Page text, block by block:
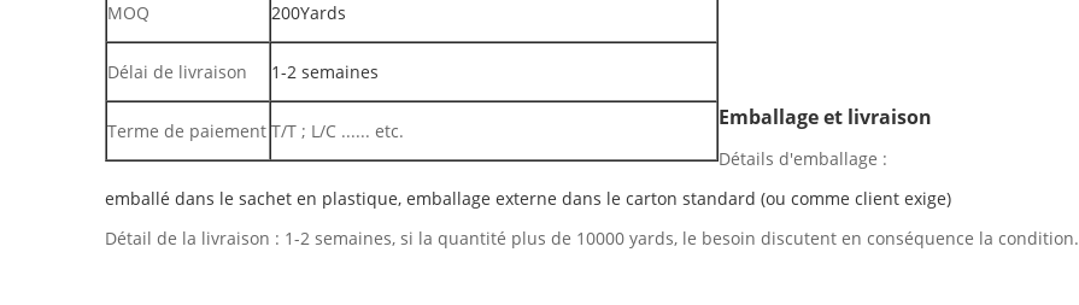
MOQ 200Yards
Délai de livraison 1-2 semaines
Terme de paiement T/T ; L/C ...... etc.
Emballage et livraison
Détails d'emballage :
emballé dans le sachet en plastique, emballage externe dans le carton standard (ou comme client exige)
Détail de la livraison : 1-2 semaines, si la quantité plus de 10000 yards, le besoin discutent en conséquence la condition.